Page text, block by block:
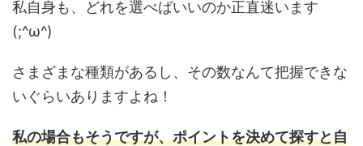
私自身も、どれを選べばいいのか正直迷います
(;^ω^)
さまざまな種類があるし、その数なんて把握できな
いぐらいありますよね！
私の場合もそうですが、ポイントを決めて探すと自